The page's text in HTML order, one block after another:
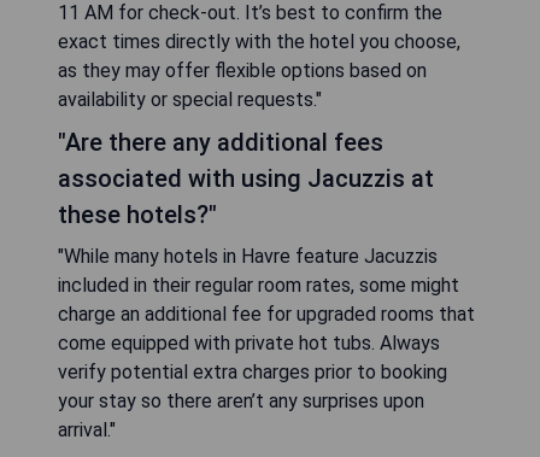
11 AM for check-out. It’s best to confirm the
exact times directly with the hotel you choose,
as they may offer flexible options based on
availability or special requests."
"Are there any additional fees
associated with using Jacuzzis at
these hotels?"
"While many hotels in Havre feature Jacuzzis
included in their regular room rates, some might
charge an additional fee for upgraded rooms that
come equipped with private hot tubs. Always
verify potential extra charges prior to booking
your stay so there aren’t any surprises upon
arrival."